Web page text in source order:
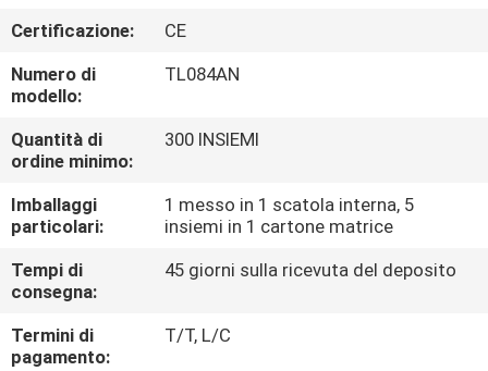
GIRO
DELLA
FABBRICA
CONTROLLO
DI
QUALITÀ
CONTATTICI
Certificazione:
CE
Numero di
modello:
TL084AN
Quantità di
ordine minimo:
300 INSIEMI
Imballaggi
particolari:
1 messo in 1 scatola interna, 5
insiemi in 1 cartone matrice
Tempi di
consegna:
45 giorni sulla ricevuta del deposito
Termini di
pagamento:
T/T, L/C